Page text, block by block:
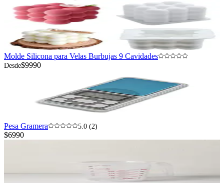
Molde Silicona para Velas Burbujas 9 Cavidades
Desde$9990
Pesa Gramera 5.0 (2)
$6990